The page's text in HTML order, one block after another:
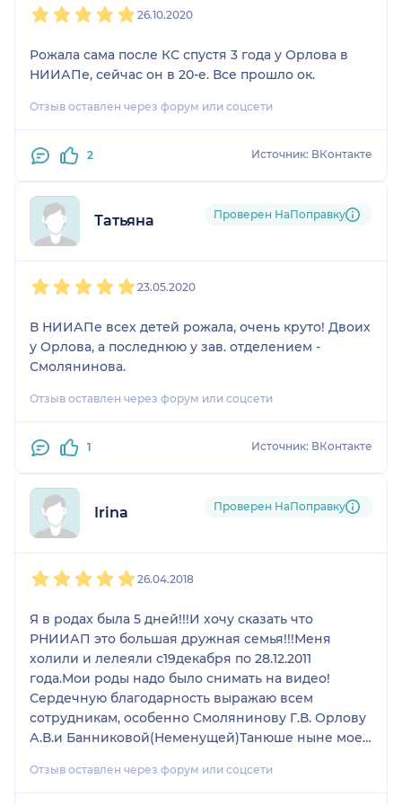
26.10.2020
Рожала сама после КС спустя 3 года у Орлова в
НИИАПе, сейчас он в 20-е. Все прошло ок.
Отзыв оставлен через форум или соцсети
2 Источник: ВКонтакте
Татьяна Проверен НаПоправку
23.05.2020
В НИИАПе всех детей рожала, очень круто! Двоих
у Орлова, а последнюю у зав. отделением -
Смолянинова.
Отзыв оставлен через форум или соцсети
1 Источник: ВКонтакте
Irina Проверен НаПоправку
26.04.2018
Я в родах была 5 дней!!!И хочу сказать что
РНИИАП это большая дружная семья!!!Меня
холили и лелеяли с19декабря по 28.12.2011
года.Мои роды надо было снимать на видео!
Сердечную благодарность выражаю всем
сотрудникам, особенно Смолянинову Г.В. Орлову
А.В.и Банниковой(Неменущей)Танюше ныне моей
дорогие!!!Помню о вас и молюсь о вашем
Отзыв оставлен через форум или соцсети